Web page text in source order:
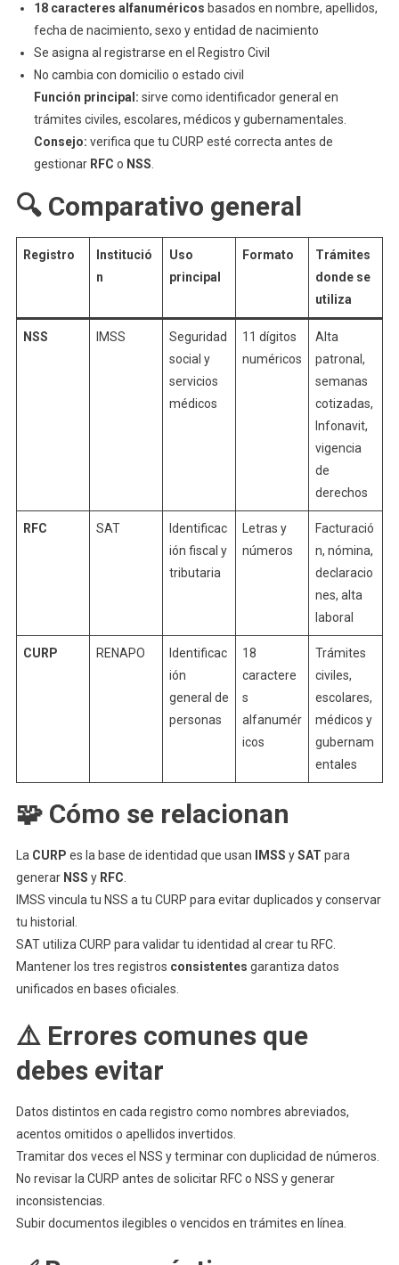
18 caracteres alfanuméricos basados en nombre, apellidos,
fecha de nacimiento, sexo y entidad de nacimiento
Se asigna al registrarse en el Registro Civil
No cambia con domicilio o estado civil
Función principal: sirve como identificador general en
trámites civiles, escolares, médicos y gubernamentales.
Consejo: verifica que tu CURP esté correcta antes de
gestionar RFC o NSS
🔍 Comparativo general
Registro
Institució
n
Uso
principal
Formato
Trámites
donde se
utiliza
NSS IMSS
Seguridad
social y
servicios
médicos
11 dígitos
numéricos
Alta
patronal,
semanas
cotizadas,
Infonavit,
vigencia
de
derechos
RFC SAT
Identificac
ión fiscal y
tributaria
Letras y
números
Facturació
n, nómina,
declaracio
nes, alta
laboral
CURP RENAPO
Identificac
ión
general de
personas
18
caractere
s
alfanumér
icos
Trámites
civiles,
escolares,
médicos y
gubernam
entales
🧩 Cómo se relacionan
La CURP es la base de identidad que usan IMSS ySAT para
generar NSS y RFC
IMSS vincula tu NSS a tu CURP para evitar duplicados y conservar
tu historial.
SAT utiliza CURP para validar tu identidad al crear tu RFC.
Mantener los tres registros consistentes garantiza datos
unificados en bases oficiales.
⚠️ Errores comunes que
debes evitar
Datos distintos en cada registro como nombres abreviados,
acentos omitidos o apellidos invertidos.
Tramitar dos veces el NSS y terminar con duplicidad de números.
No revisar la CURP antes de solicitar RFC o NSS y generar
inconsistencias.
Subir documentos ilegibles o vencidos en trámites en línea.